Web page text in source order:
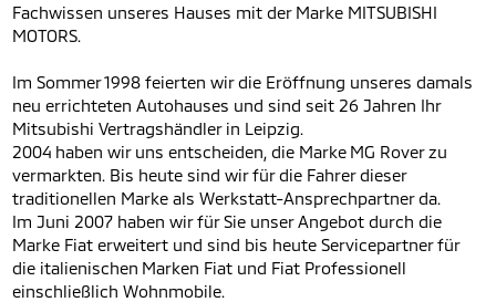
Fachwissen unseres Hauses mit der Marke MITSUBISHI
MOTORS.
Im Sommer 1998 feierten wir die Eröffnung unseres damals
neu errichteten Autohauses und sind seit 26 Jahren Ihr
Mitsubishi Vertragshändler in Leipzig.
2004 haben wir uns entscheiden, die Marke MG Rover zu
vermarkten. Bis heute sind wir für die Fahrer dieser
traditionellen Marke als Werkstatt-Ansprechpartner da.
Im Juni 2007 haben wir für Sie unser Angebot durch die
Marke Fiat erweitert und sind bis heute Servicepartner für
die italienischen Marken Fiat und Fiat Professionell
einschließlich Wohnmobile.